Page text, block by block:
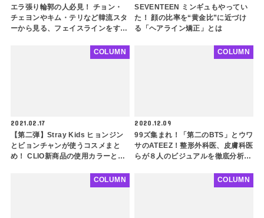
エラ張り輪郭の人必見！ チョン・
チェヨンやキム・テリなど韓流スタ
ーから見る、フェイスラインをすっ
アップスタイル、レイヤードカッ
ト、チョッピーバング・・ ポイン
SEVENTEEN ミンギュもやってい
た！ 顔の比率を“黄金比”に近づけ
る「ヘアライン矯正」とは
2021.02.17
【第二弾】Stray Kids ヒョンジン
とビョンチャンが使うコスメまと
め！ CLIO新商品の使用カラーと
COLUMN
2020.12.09
99ズ集まれ！「第二のBTS」とウワ
サのATEEZ！整形外科医、皮膚科医
らが８人のビジュアルを徹底分析！
COLUMN
COLUMN COLUMN